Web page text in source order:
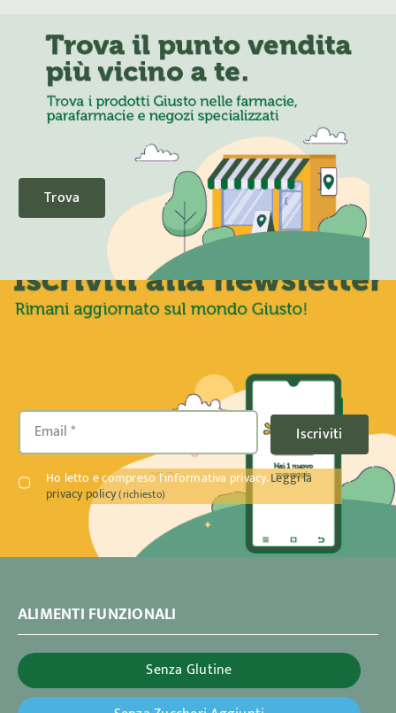
Trova
Iscriviti
Ho letto e compreso l'informativa privacy.Leggi la
privacy policy(richiesto)
ALIMENTI FUNZIONALI
Senza Glutine